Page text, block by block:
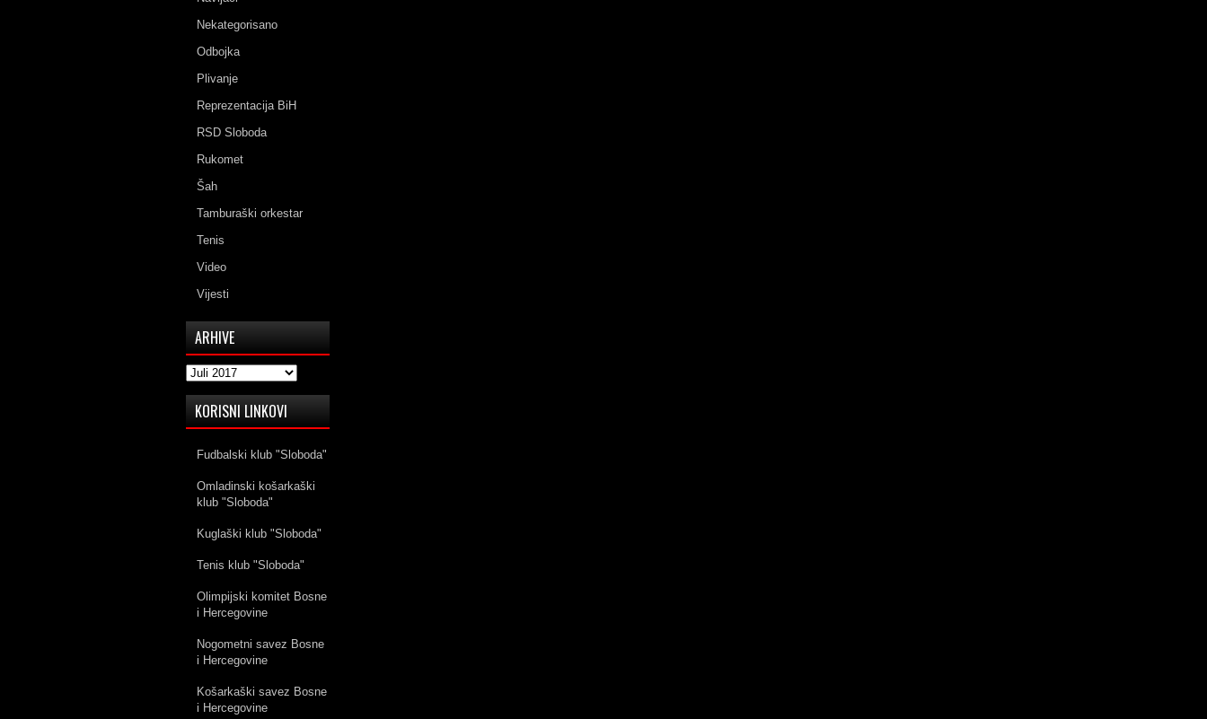
Nekategorisano
Odbojka
Plivanje
Reprezentacija BiH
RSD Sloboda
Rukomet
Šah
Tamburaški orkestar
Tenis
Video
Vijesti
ARHIVE
Arhive
KORISNI LINKOVI
Fudbalski klub "Sloboda"
Omladinski košarkaški
klub "Sloboda"
Kuglaški klub "Sloboda"
Tenis klub "Sloboda"
Olimpijski komitet Bosne
i Hercegovine
Nogometni savez Bosne
i Hercegovine
Košarkaški savez Bosne
i Hercegovine